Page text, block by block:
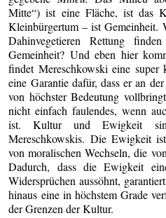
Mitte“) ist eine Fläche, ist das
Kleinbürgertum – ist Gemeinheit.
Dahinvegetieren Rettung
Gemeinheit? Und eben hier
findet Mereschkowski eine
eine Garantie dafür, dass er an
von höchster Bedeutung
nicht einfach faulendes, wenn
ist. Kultur und Ewigkeit
Mereschkowskis. Die Ewigkeit
von moralischen Wechseln, die
Dadurch, dass die Ewigkeit
Widersprüchen aussöhnt,
hinaus eine in höchstem Grade
der Grenzen der Kultur.